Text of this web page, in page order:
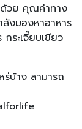
ด้วย คุณค่าทาง
งมองหาอาหาร
ระเจี๊ยบเขียว
ร่บ้าง สามารถ